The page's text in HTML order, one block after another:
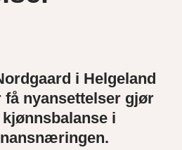
i Helgeland
få nyansettelser gjør
i